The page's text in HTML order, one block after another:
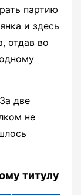
партию
и здесь
отдав во
две
не
титулу